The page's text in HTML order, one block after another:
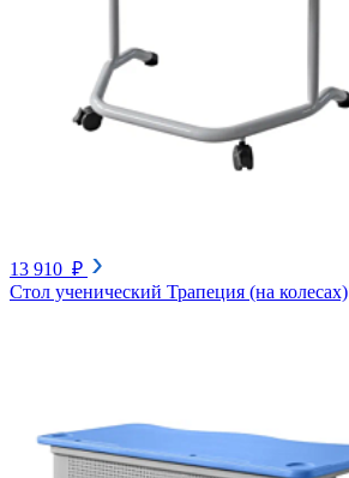
13 910 ₽
Стол ученический Трапеция (на колесах)